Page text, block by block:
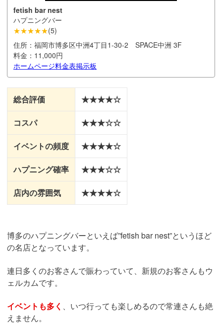
fetish bar nest
ハプニングバー
★★★★★(5)
住所： 福岡市博多区中洲4丁目1-30-2 SPACE中洲 3F
料金： 11,000円
ホームページ料金表掲示板
総合評価 ★★★★☆
コスパ ★★★☆☆
イベントの頻度 ★★★★☆
ハプニング確率 ★★★☆☆
店内の雰囲気 ★★★★☆
博多のハプニングバーといえば”fetish bar nest”というほど
の名店となっています。
連日多くのお客さんで賑わっていて、新規のお客さんもウ
ェルカムです。
イベントも多く 、いつ行っても楽しめるので常連さんも絶
えません。